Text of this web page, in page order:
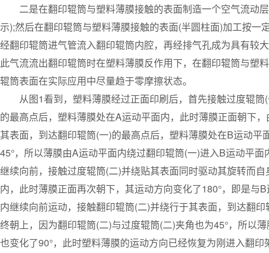
二是在翻印辊筒与塑料薄膜接触的表面制造一个空气流动
示);然后在翻印辊筒与塑料薄膜接触的表面(半圆柱面)加工按
经翻印辊筒进气管流入翻印辊筒内腔，再经排气孔成为具有较
此气流流出翻印辊筒时在塑料薄膜反作用下，在翻印辊筒与塑
辊筒表面在实际应用中尽量趋于零摩擦状态。
从图1看到，塑料薄膜经过正面印刷后，首先接触过度辊筒
的最高点后，塑料薄膜处在A运动平面内，此时薄膜正面朝下
其表面，到达翻印辊筒(一)的最高点后，塑料薄膜处在B运动
45°，所以薄膜由A运动平面内绕过翻印辊筒(一)进入B运动平
继续向前，接触过度辊筒(二)并绕贴其表面同时驱动其旋转而
内，此时薄膜正面再次朝下，其运动方向变化了180°，即是
内继续向前运动，接触翻印辊筒(二)并绕行于其表面，到达翻
终朝上，因为翻印辊筒(二)与过度辊筒(二)夹角也为45°，所以
也变化了90°，此时塑料薄膜的运动方向已经恢复为刚进入翻